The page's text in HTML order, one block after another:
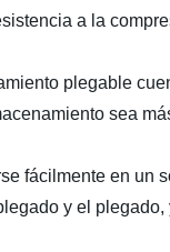
a la
plegable
sea
fácilmente en un
y el